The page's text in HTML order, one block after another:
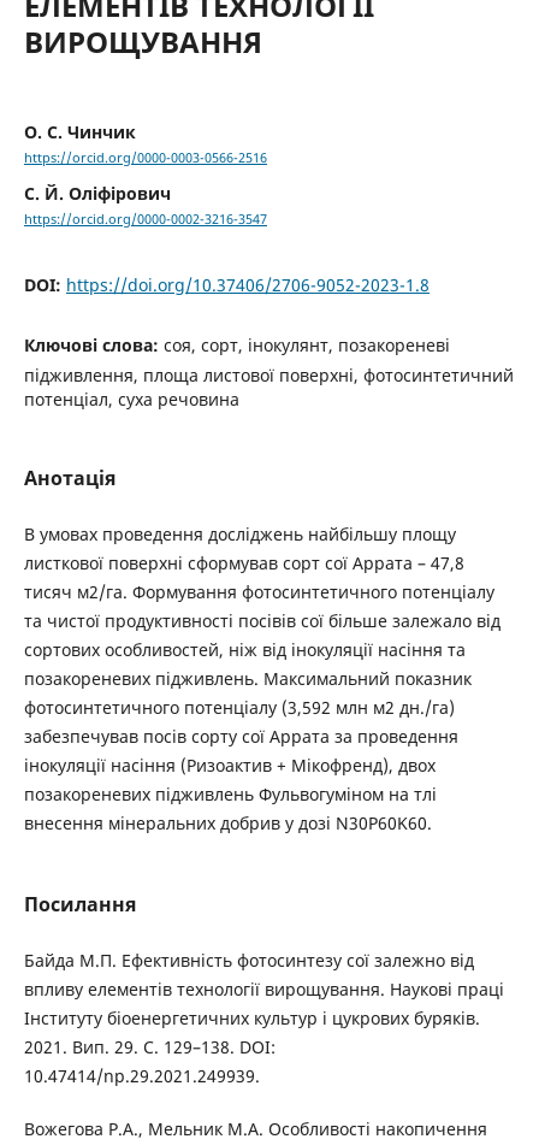
ВИРОЩУВАННЯ
О. С. Чинчик
https://orcid.org/0000-0003-0566-2516
С. Й. Оліфірович
https://orcid.org/0000-0002-3216-3547
DOI: https://doi.org/10.37406/2706-9052-2023-1.8
Ключові слова: соя, сорт, інокулянт, позакореневі
підживлення, площа листової поверхні, фотосинтетичний
потенціал, суха речовина
Анотація
В умовах проведення досліджень найбільшу площу
листкової поверхні сформував сорт сої Аррата – 47,8
тисяч м2/га. Формування фотосинтетичного потенціалу
та чистої продуктивності посівів сої більше залежало від
сортових особливостей, ніж від інокуляції насіння та
позакореневих підживлень. Максимальний показник
фотосинтетичного потенціалу (3,592 млн м2 дн./га)
забезпечував посів сорту сої Аррата за проведення
інокуляції насіння (Ризоактив + Мікофренд), двох
позакореневих підживлень Фульвогуміном на тлі
внесення мінеральних добрив у дозі N30P60K60.
Посилання
Байда М.П. Ефективність фотосинтезу сої залежно від
впливу елементів технології вирощування. Наукові праці
Інституту біоенергетичних культур і цукрових буряків.
2021. Вип. 29. С. 129–138. DOI:
10.47414/np.29.2021.249939.
Вожегова Р.А., Мельник М.А. Особливості накопичення